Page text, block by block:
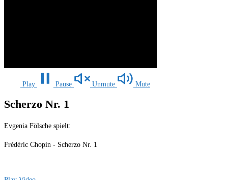
Play Pause Unmute Mute
Scherzo Nr. 1
Evgenia Fölsche spielt:
Frédéric Chopin - Scherzo Nr. 1